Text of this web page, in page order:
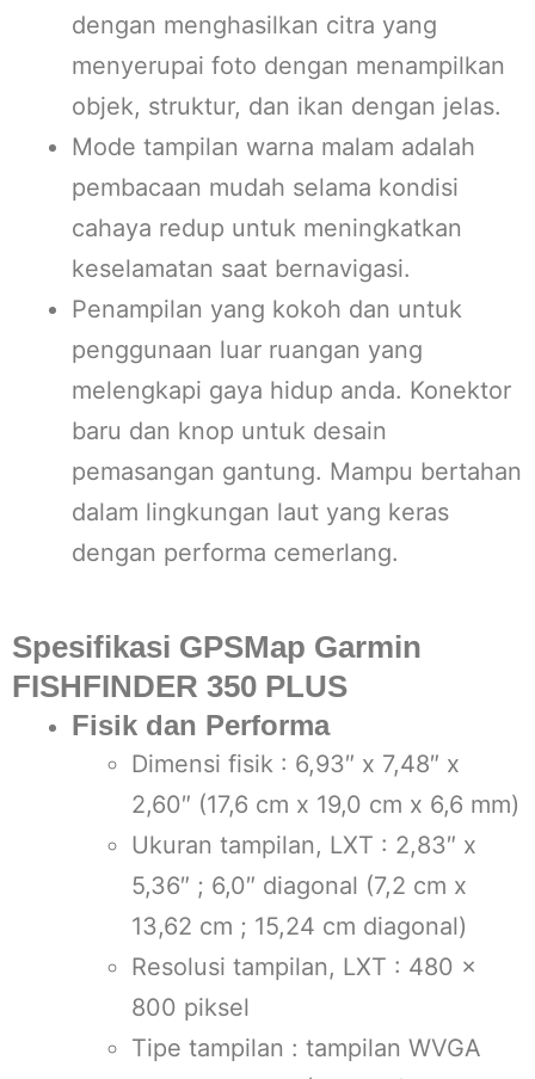
dengan menghasilkan citra yang
menyerupai foto dengan menampilkan
objek, struktur, dan ikan dengan jelas.
Mode tampilan warna malam adalah
pembacaan mudah selama kondisi
cahaya redup untuk meningkatkan
keselamatan saat bernavigasi.
Penampilan yang kokoh dan untuk
penggunaan luar ruangan yang
melengkapi gaya hidup anda. Konektor
baru dan knop untuk desain
pemasangan gantung. Mampu bertahan
dalam lingkungan laut yang keras
dengan performa cemerlang.
Spesifikasi GPSMap Garmin
FISHFINDER 350 PLUS
Fisik dan Performa
Dimensi fisik : 6,93″ x 7,48″ x
2,60″ (17,6 cm x 19,0 cm x 6,6 mm)
Ukuran tampilan, LXT : 2,83″ x
5,36″ ; 6,0″ diagonal (7,2 cm x
13,62 cm ; 15,24 cm diagonal)
Resolusi tampilan, LXT : 480 x
800 piksel
Tipe tampilan : tampilan WVGA